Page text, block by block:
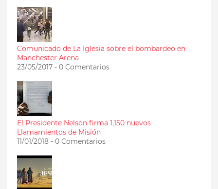
Comunicado de La Iglesia sobre el bombardeo en
Manchester Arena
23/05/2017 - 0 Comentarios
El Presidente Nelson firma 1,150 nuevos
Llamamientos de Misión
11/01/2018 - 0 Comentarios